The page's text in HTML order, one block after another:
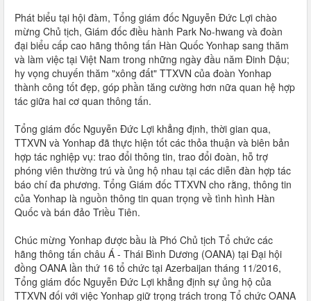
Phát biểu tại hội đàm, Tổng giám đốc Nguyễn Đức Lợi chào
mừng Chủ tịch, Giám đốc điều hành Park No-hwang và đoàn
đại biểu cấp cao hãng thông tấn Hàn Quốc Yonhap sang thăm
và làm việc tại Việt Nam trong những ngày đầu năm Đinh Dậu;
hy vọng chuyến thăm "xông đất" TTXVN của đoàn Yonhap
thành công tốt đẹp, góp phần tăng cường hơn nữa quan hệ hợp
tác giữa hai cơ quan thông tấn.
Tổng giám đốc Nguyễn Đức Lợi khẳng định, thời gian qua,
TTXVN và Yonhap đã thực hiện tốt các thỏa thuận và biên bản
hợp tác nghiệp vụ: trao đổi thông tin, trao đổi đoàn, hỗ trợ
phóng viên thường trú và ủng hộ nhau tại các diễn đàn hợp tác
báo chí đa phương. Tổng Giám đốc TTXVN cho rằng, thông tin
của Yonhap là nguồn thông tin quan trọng về tình hình Hàn
Quốc và bán đảo Triều Tiên.
Chúc mừng Yonhap được bầu là Phó Chủ tịch Tổ chức các
hãng thông tấn châu Á - Thái Bình Dương (OANA) tại Đại hội
đồng OANA lần thứ 16 tổ chức tại Azerbaijan tháng 11/2016,
Tổng giám đốc Nguyễn Đức Lợi khẳng định sự ủng hộ của
TTXVN đối với việc Yonhap giữ trọng trách trong Tổ chức OANA